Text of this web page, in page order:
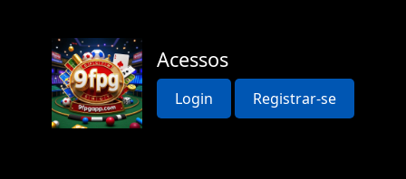
Acessos
Login Registrar-se